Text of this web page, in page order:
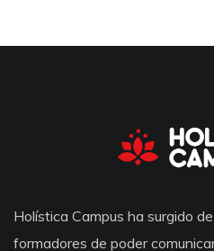
Holística Campus ha surgido
formadores de poder